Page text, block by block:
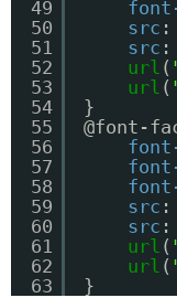
49
50
51
52
53
54
55
56
57
58
59
60
61
62
63
src :
src :
url (
url (
}
@font-
src :
src :
url (
url (
}